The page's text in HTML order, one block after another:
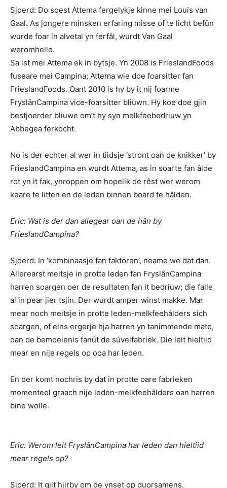
Sjoerd: Do soest Attema fergelykje kinne mei Louis van
Gaal. As jongere minsken erfaring misse of te licht befûn
wurde foar in alvetal yn ferfâl, wurdt Van Gaal
weromhelle.
Sa ist mei Attema ek in bytsje. Yn 2008 is FrieslandFoods
fuseare mei Campina; Attema wie doe foarsitter fan
FrieslandFoods. Oant 2010 is hy by it nij foarme
FryslânCampina vice-foarsitter bliuwn. Hy koe doe gjin
bestjoerder bliuwe om’t hy syn melkfeebedriuw yn
Abbegea ferkocht.
No is der echter al wer in tiidsje ‘stront oan de knikker’ by
FrieslandCampina en wurdt Attema, as in soarte fan âlde
rot yn it fak, ynroppen om hopelik de rêst wer werom
keare te litten en de leden binnen board te hâlden.
Eric: Wat is der dan allegear oan de hân by
FrieslandCampina?
Sjoerd: In ‘kombinaasje fan faktoren’, neame we dat dan.
Allerearst meitsje in protte leden fan FryslânCampina
harren soargen oer de resultaten fan it bedriuw; die falle
al in pear jier tsjin. Der wurdt amper winst makke. Mar
mear noch meitsje in protte leden-melkfeehâlders sich
soargen, of eins ergerje hja harren yn tanimmende mate,
oan de bemoeienis fanút de súvelfabriek. Die leit hieltiid
mear en nije regels op ooa har leden.
En der komt nochris by dat in protte oare fabrieken
momenteel graach nije leden-melkfeehâlders oan harren
bine wolle.
Eric: Werom leit FryslânCampina har leden dan hieltiid
mear regels op?
Sjoerd: It gjit hjirby om de ynset op duorsamens.